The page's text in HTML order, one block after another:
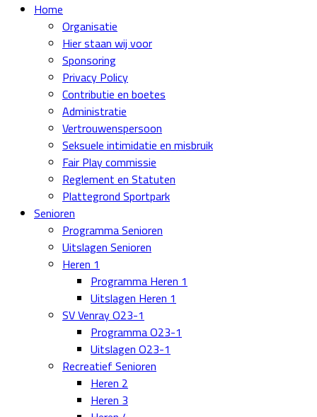
Home
Organisatie
Hier staan wij voor
Sponsoring
Privacy Policy
Contributie en boetes
Administratie
Vertrouwenspersoon
Seksuele intimidatie en misbruik
Fair Play commissie
Reglement en Statuten
Plattegrond Sportpark
Senioren
Programma Senioren
Uitslagen Senioren
Heren 1
Programma Heren 1
Uitslagen Heren 1
SV Venray O23-1
Programma O23-1
Uitslagen O23-1
Recreatief Senioren
Heren 2
Heren 3